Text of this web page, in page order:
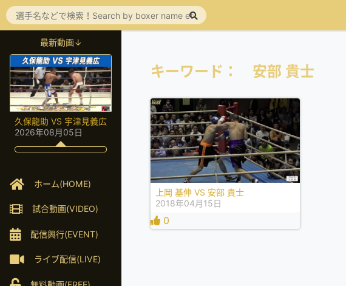
最新動画↓
久保龍助 VS 宇津見義広
2026年08月05日
ホーム(HOME)
試合動画(VIDEO)
配信興行(EVENT)
ライブ配信(LIVE)
キーワード： 安部 貴士
上岡 基伸 VS 安部 貴士
2018年04月15日
0